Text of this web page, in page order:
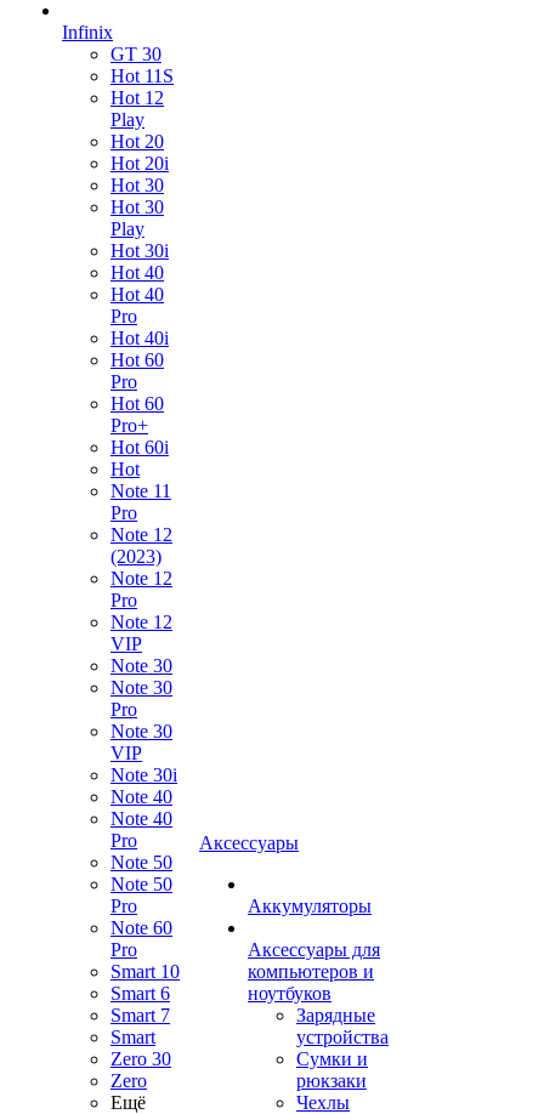
Infinix
GT 30
Hot 11S
Hot 12
Play
Hot 20
Hot 20i
Hot 30
Hot 30
Play
Hot 30i
Hot 40
Hot 40
Pro
Hot 40i
Hot 60
Pro
Hot 60
Pro+
Hot 60i
Hot
Note 11
Pro
Note 12
(2023)
Note 12
Pro
Note 12
VIP
Note 30
Note 30
Pro
Note 30
VIP
Note 30i
Note 40
Note 40
Pro
Note 50
Note 50
Pro
Note 60
Pro
Smart 10
Smart 6
Smart 7
Smart
Zero 30
Zero
Ещё
Аксессуары
Аккумуляторы
Аксессуары для
компьютеров и
ноутбуков
Зарядные
устройства
Сумки и
рюкзаки
Чехлы